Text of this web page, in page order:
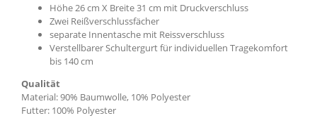
Höhe 26 cm X Breite 31 cm mit Druckverschluss
Zwei Reißverschlussfächer
separate Innentasche mit Reissverschluss
Verstellbarer Schultergurt für individuellen Tragekomfort
bis 140 cm
Qualität
Material: 90% Baumwolle, 10% Polyester
Futter: 100% Polyester